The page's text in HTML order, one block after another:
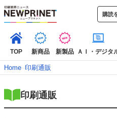
購読
TOP 新商品 新製品 ＡＩ・デジタ
インデックス
Home–印刷通販
印刷通販